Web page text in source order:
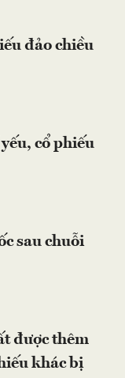
đảo chiều
cổ phiếu
sau chuỗi
được thêm
khác bị